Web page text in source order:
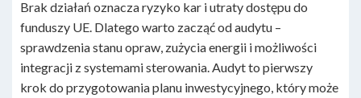
Brak działań oznacza ryzyko kar i utraty dostępu do
funduszy UE. Dlatego warto zacząć od audytu –
sprawdzenia stanu opraw, zużycia energii i możliwości
integracji z systemami sterowania. Audyt to pierwszy
krok do przygotowania planu inwestycyjnego, który może